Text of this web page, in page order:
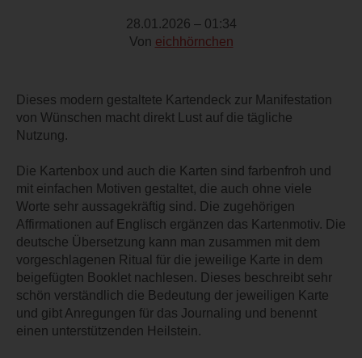
28.01.2026 – 01:34
Von eichhörnchen
Dieses modern gestaltete Kartendeck zur Manifestation
von Wünschen macht direkt Lust auf die tägliche
Nutzung.
Die Kartenbox und auch die Karten sind farbenfroh und
mit einfachen Motiven gestaltet, die auch ohne viele
Worte sehr aussagekräftig sind. Die zugehörigen
Affirmationen auf Englisch ergänzen das Kartenmotiv. Die
deutsche Übersetzung kann man zusammen mit dem
vorgeschlagenen Ritual für die jeweilige Karte in dem
beigefügten Booklet nachlesen. Dieses beschreibt sehr
schön verständlich die Bedeutung der jeweiligen Karte
und gibt Anregungen für das Journaling und benennt
einen unterstützenden Heilstein.